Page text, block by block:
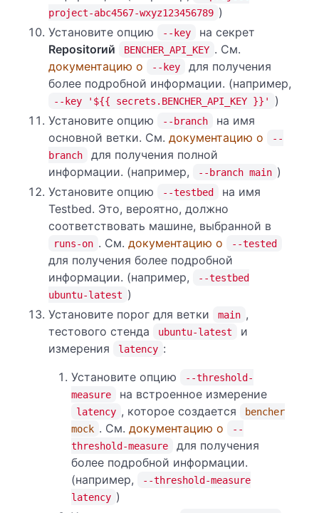
project-abc4567-wxyz123456789 )
Установите опцию
--key
на секрет
Repositorий
BENCHER_API_KEY . См.
документацию о
--key
для получения
более подробной информации. (например,
--key '${{ secrets.BENCHER_API_KEY }}'
)
Установите опцию
--branch
на имя
основной ветки. См. документацию о
--
branch
для получения полной
информации. (например,
--branch main )
Установите опцию
--testbed
на имя
Testbed. Это, вероятно, должно
соответствовать машине, выбранной в
runs-on . См. документацию о --tested
для получения более подробной
информации. (например,
--testbed
ubuntu-latest )
Установите порог для ветки
main ,
тестового стенда
ubuntu-latest
и
измерения
latency :
Установите опцию
--threshold-
measure
на встроенное измерение
latency , которое создается
bencher
mock . См. документацию о
--
threshold-measure
для получения
более подробной информации.
(например,
--threshold-measure
latency )